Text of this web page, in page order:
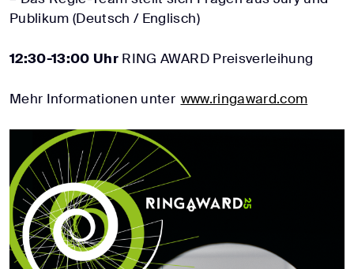
Publikum (Deutsch / Englisch)
12:30-13:00 Uhr RING AWARD Preisverleihung
Mehr Informationen unter www.ringaward.com